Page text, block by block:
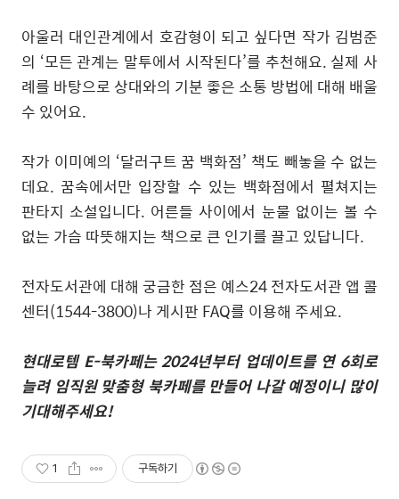
아울러 대인관계에서 호감형이 되고 싶다면 작가 김범준
의 ‘모든 관계는 말투에서 시작된다’를 추천해요. 실제 사
례를 바탕으로 상대와의 기분 좋은 소통 방법에 대해 배울
수 있어요.
작가 이미예의 ‘달러구트 꿈 백화점’ 책도 빼놓을 수 없는
데요.꿈속에서만 입장할 수 있는 백화점에서 펼쳐지는
판타지 소설입니다. 어른들 사이에서 눈물 없이는 볼 수
없는 가슴 따뜻해지는 책으로 큰 인기를 끌고 있답니다.
전자도서관에 대해 궁금한 점은 예스24전자도서관 앱 콜
센터(1544-3800)나 게시판 FAQ를 이용해 주세요.
현대로템E-북카페는2024년부터 업데이트를 연6회로
늘려 임직원 맞춤형 북카페를 만들어 나갈 예정이니 많이
기대해주세요!
1 구독하기